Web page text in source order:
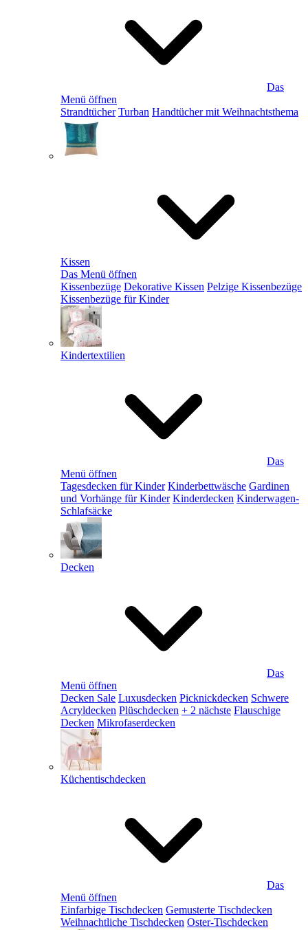
Das
Menü öffnen
Strandtücher Turban Handtücher mit Weihnachtsthema
Kissen
Das Menü öffnen
Kissenbezüge Dekorative Kissen Pelzige Kissenbezüge
Kissenbezüge für Kinder
Kindertextilien
Das
Menü öffnen
Tagesdecken für Kinder Kinderbettwäsche Gardinen
und Vorhänge für Kinder Kinderdecken Kinderwagen-
Schlafsäcke
Decken
Das
Menü öffnen
Decken Sale Luxusdecken Picknickdecken Schwere
Acryldecken Plüschdecken + 2 nächste Flauschige
Decken Mikrofaserdecken
Küchentischdecken
Das
Menü öffnen
Einfarbige Tischdecken Gemusterte Tischdecken
Weihnachtliche Tischdecken Oster-Tischdecken